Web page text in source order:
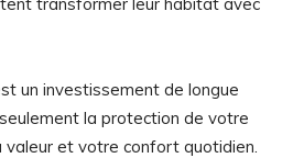
un investissement de longue
la protection de votre
valeur et votre confort quotidien.